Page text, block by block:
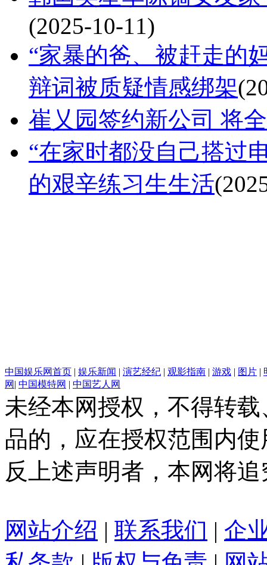
(2025-10-11)
“家暴的爸、被赶走的
辩词被质疑情感绑架
崔乂园签约新公司 将
“在家时都没自己搭过
的艰辛练习生生活
中国娱乐网首页 | 娱乐新闻 | 演艺经纪 | 观影指南 | 游戏 | 图片 |
网 | 中国模特网 | 中国艺人网
未经本网授权，不得转
品的，应在授权范围内
反上述声明者，本网将
网站介绍 | 联系我们 | 企